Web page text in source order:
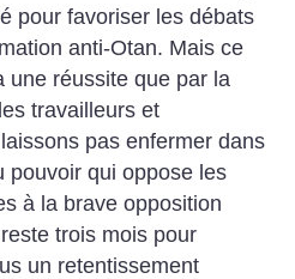
pour favoriser les débats
anti-Otan. Mais ce
une réussite que par la
travailleurs et
pas enfermer dans
pouvoir qui oppose les
à la brave opposition
trois mois pour
un retentissement